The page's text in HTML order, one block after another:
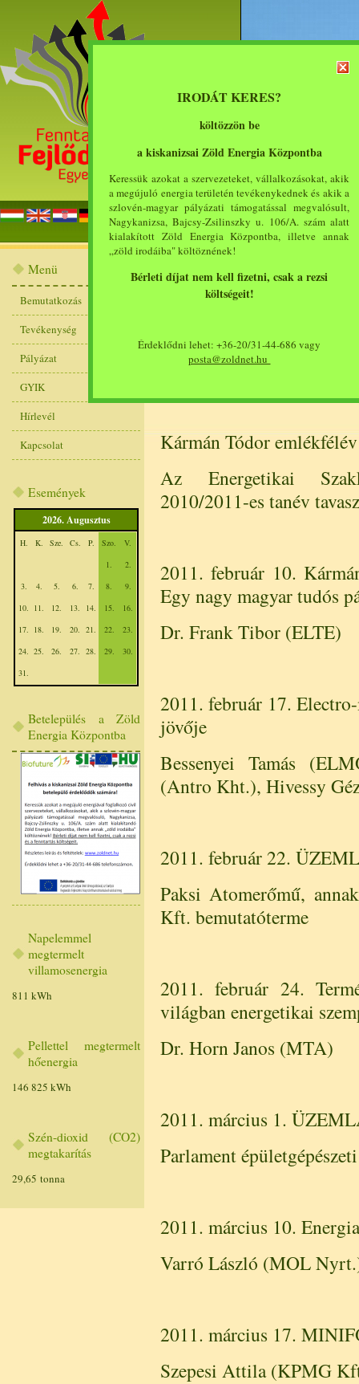
IRODÁT KERES?
költözzön be
a kiskanizsai Zöld Energia Központba
Keressük azokat a szervezeteket, vállalkozásokat, akik
a megújuló energia területén tevékenykednek és akik a
szlovén-magyar pályázati támogatással megvalósult,
Nagykanizsa, Bajcsy-Zsilinszky u. 106/A. szám alatt
kialakított Zöld Energia Központba, illetve annak
„zöld irodáiba" költöznének!
Bérleti díjat nem kell fizetni, csak a rezsi
költségeit!
Érdeklődni lehet: +36-20/31-44-686 vagy
posta@zoldnet.hu
főoldal
Menü
Bemutatkozás
Tevékenység
Pályázat
GYIK
Hírlevél
Kapcsolat
Események
2026. Augusztus
H. K. Sze. Cs. P. Szo.
V.
1.
2.
3.
4. 5. 6. 7. 8.
9.
10. 11. 12. 13. 14. 15.
16.
17. 18. 19. 20. 21. 22.
23.
24. 25. 26. 27. 28. 29.
30.
31.
Betelepülés a Zöld
Energia Központba
Napelemmel
megtermelt
villamosenergia
811 kWh
Pellettel megtermelt
hőenergia
146 825 kWh
Szén-dioxid (CO2)
megtakarítás
29,65 tonna
2011. február 16. -
tervezett programjai
2010/2011-es tanév
Ajánljuk a programot az
Kármán Tódor emlékfélév
Az Energetikai
2010/2011-es tanév
2011. február 10.
Egy nagy magyar tudós
Dr. Frank Tibor (ELTE)
2011. február 17.
jövője
Bessenyei Tamás
(Antro Kht.), Hivessy
2011. február 22.
Paksi Atomerőmű,
Kft. bemutatóterme
2011. február 24.
világban energetikai
Dr. Horn Janos (MTA)
2011. március 1.
Parlament
2011. március 10.
Varró László (MOL
2011. március 17.
Szepesi Attila (KPMG